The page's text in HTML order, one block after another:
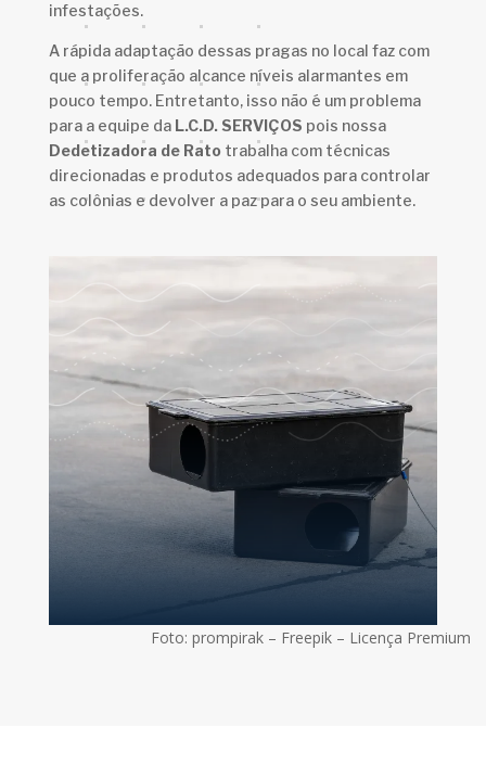
infestações.
A rápida adaptação dessas pragas no local faz com
que a proliferação alcance níveis alarmantes em
pouco tempo. Entretanto, isso não é um problema
para a equipe da L.C.D. SERVIÇOS pois nossa
Dedetizadora de Rato trabalha com técnicas
direcionadas e produtos adequados para controlar
as colônias e devolver a paz para o seu ambiente.
Foto: prompirak – Freepik – Licença Premium